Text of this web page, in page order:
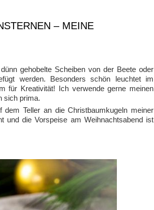
– MEINE
gehobelte Scheiben von der Beete oder
werden. Besonders schön leuchtet im
für Kreativität! Ich verwende gerne meinen
sich prima.
Teller an die Christbaumkugeln meiner
und die Vorspeise am Weihnachtsabend ist